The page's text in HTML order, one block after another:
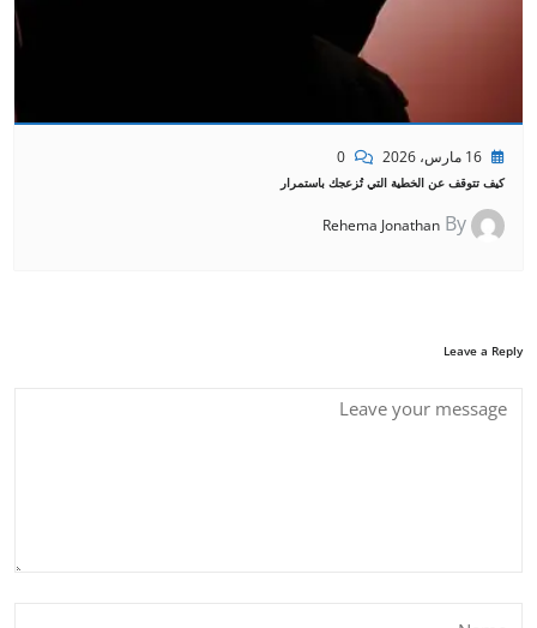
16 مارس، 2026 0
كيف تتوقف عن الخطية التي تُزعجك باستمرار
By
Rehema Jonathan
Leave a Reply